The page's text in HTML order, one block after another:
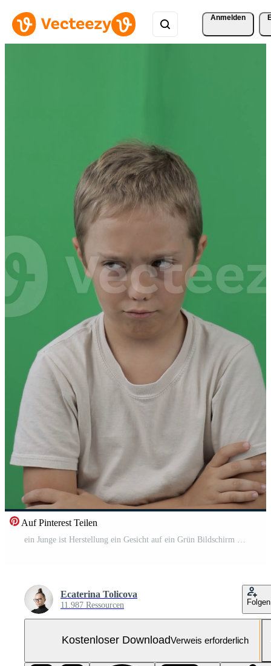
Anmelden
Auf Pinterest Teilen
Ecaterina Tolicova
11.987 Ressourcen Folgen
Kostenloser DownloadVerweis erforderlich